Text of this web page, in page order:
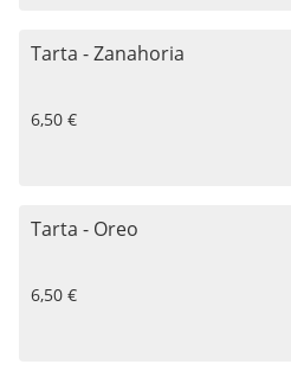
Tarta - Zanahoria
6,50 €
Tarta - Oreo
6,50 €